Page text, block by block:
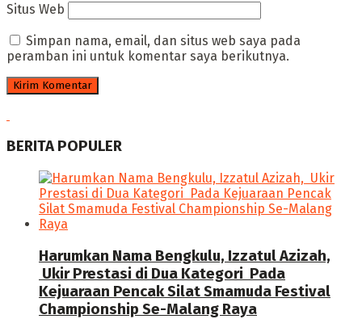
Situs Web
Simpan nama, email, dan situs web saya pada
peramban ini untuk komentar saya berikutnya.
BERITA POPULER
Harumkan Nama Bengkulu, Izzatul Azizah,
Ukir Prestasi di Dua Kategori Pada
Kejuaraan Pencak Silat Smamuda Festival
Championship Se-Malang Raya